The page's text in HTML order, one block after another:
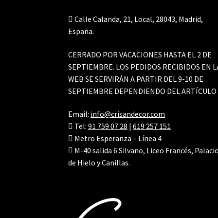
Calle Calanda, 21, Local, 28043, Madrid,
España.
CERRADO POR VACACIONES HASTA EL 2 DE
SEPTIEMBRE. LOS PEDIDOS RECIBIDOS EN
WEB SE SERVIRÁN A PARTIR DEL 9-10 DE
SEPTIEMBRE DEPENDIENDO DEL ARTÍCULO
Email: info@crisandecor.com
Tel:91 759 07 28 |619 257 151
Metro Esperanza – Línea 4
M-40 salida 6 Silvano, Liceo Francés,
de Hielo y Canillas.